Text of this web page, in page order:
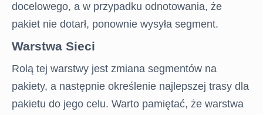
docelowego, a w przypadku odnotowania, że
pakiet nie dotarł, ponownie wysyła segment.
Warstwa Sieci
Rolą tej warstwy jest zmiana segmentów na
pakiety, a następnie określenie najlepszej trasy dla
pakietu do jego celu. Warto pamiętać, że warstwa